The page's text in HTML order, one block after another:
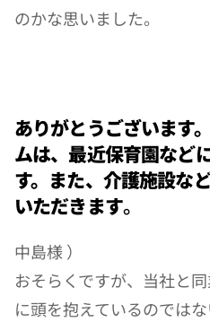
のかな思いました。
ありがとうございます
ムは、最近保育園など
す。また、介護施設な
いただきます。
中島様 ）
おそらくですが、当社と
に頭を抱えているのでは